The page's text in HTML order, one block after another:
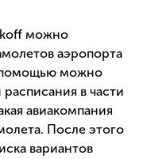
можно
аэропорта
можно
в части
авиакомпания
После этого
вариантов